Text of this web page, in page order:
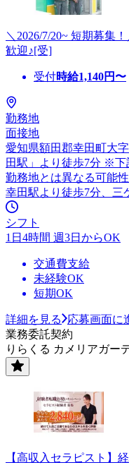
＼2026/7/20~ 短期募集
歓迎♪[受]
受付時給1,140円〜
勤務地
面接地
愛知県額田郡幸田町大
田駅」より徒歩7分 ※
勤務地とは異なる可能
幸田駅より徒歩7分、三
シフト
1日4時間 週3日からOK
交通費支給
未経験OK
短期OK
詳細を見る
応募画面に
業務委託契約
りらくる カメリアガー
【高収入セラピスト】